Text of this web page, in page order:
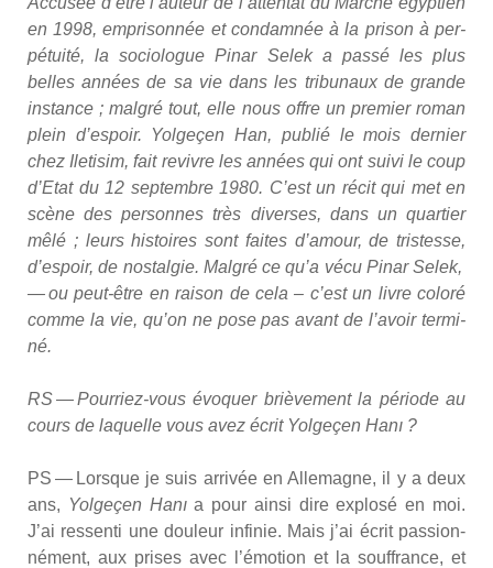
en 1998, empri­son­née et condam­née à la pri­son à per­
pé­tui­té, la socio­logue Pinar Selek a pas­sé les plus
belles années de sa vie dans les tri­bu­naux de grande
ins­tance ; mal­gré tout, elle nous offre un pre­mier roman
plein d’es­poir.
Yol­ge­çen Han, publié le mois der­nier
chez Ile­ti­sim, fait revivre les années qui ont sui­vi le coup
d’E­tat du 12 sep­tembre 1980. C’est un récit qui met en
scène des per­sonnes très diverses, dans un quar­tier
mêlé ; leurs his­toires sont faites d’a­mour, de tris­tesse,
d’es­poir, de nos­tal­gie. Mal­gré ce qu’a vécu Pinar Selek,
— ou peut-être en rai­son de cela – c’est un livre colo­ré
comme la vie, qu’on ne pose pas avant de l’avoir ter­mi­
né.
RS — Pour­riez-vous évo­quer briè­ve­ment la période au
cours de laquelle vous avez écrit Yol­ge­çen Hanı ?
PS — Lorsque je suis arri­vée en Alle­magne, il y a deux
ans, Yol­ge­çen Hanı a pour ain­si dire explo­sé en moi.
J’ai res­sen­ti une dou­leur infi­nie. Mais j’ai écrit pas­sion­
né­ment, aux prises avec l’émotion et la souf­france, et